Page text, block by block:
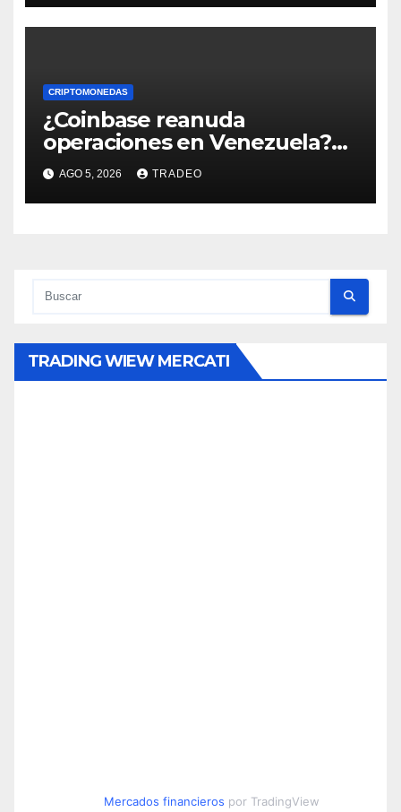
CRIPTOMONEDAS
¿Coinbase reanuda
operaciones en Venezuela?
Post críptico enciende el
debate
AGO 5, 2026 TRADEO
TRADING WIEW MERCATI
Mercados financieros por TradingView